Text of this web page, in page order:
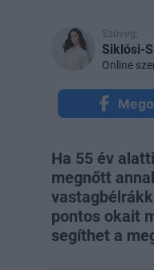
Szöveg:
Siklósi-
Online
Ha 55 év
megnőtt
pontos okait
segíthet a